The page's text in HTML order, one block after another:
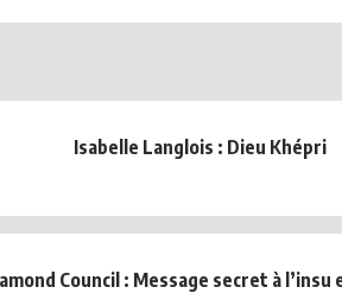
Isabelle Langlois : Dieu Khépri
Council : Message secret à l’insu